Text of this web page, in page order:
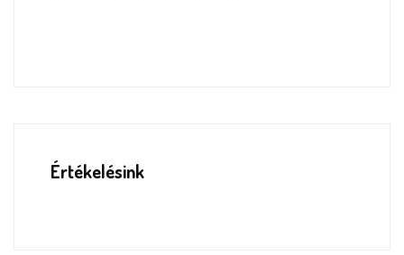
Értékelésink